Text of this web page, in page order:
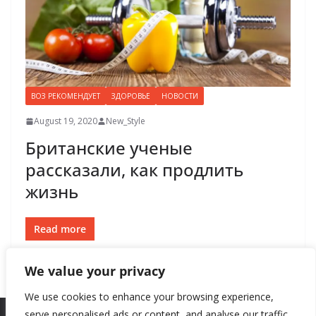
We value your privacy
We use cookies to enhance your browsing experience,
ВОЗ РЕКОМЕНДУЕТ ЗДОРОВЬЕ НОВОСТИ
August 19, 2020 New_Style
Британские ученые
рассказали, как продлить
жизнь
Read more